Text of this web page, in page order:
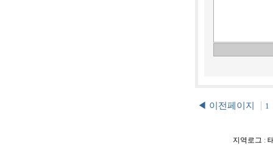
◀ 이전페이지 1
지역로그 :